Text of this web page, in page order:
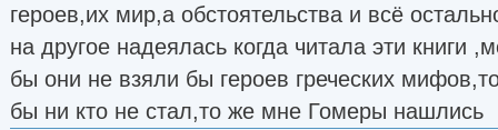
героев,их мир,а обстоятельства и всё
на другое надеялась когда читала эти книги
бы они не взяли бы героев греческих
бы ни кто не стал,то же мне Гомеры нашлись